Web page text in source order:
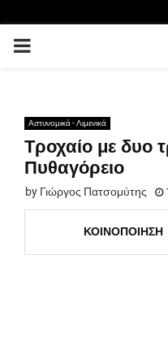
PRIMARY
Αστυνομικά - Λιμενικά
Τροχαίο με δυο
Πυθαγόρειο
by Γιώργος Πατσομύτης
ΚΟΙΝΟΠΟΊΗΣΗ